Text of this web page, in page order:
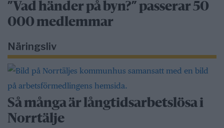
”Vad händer på byn?” passerar 50
000 medlemmar
Näringsliv
Så många är långtidsarbetslösa i
Norrtälje